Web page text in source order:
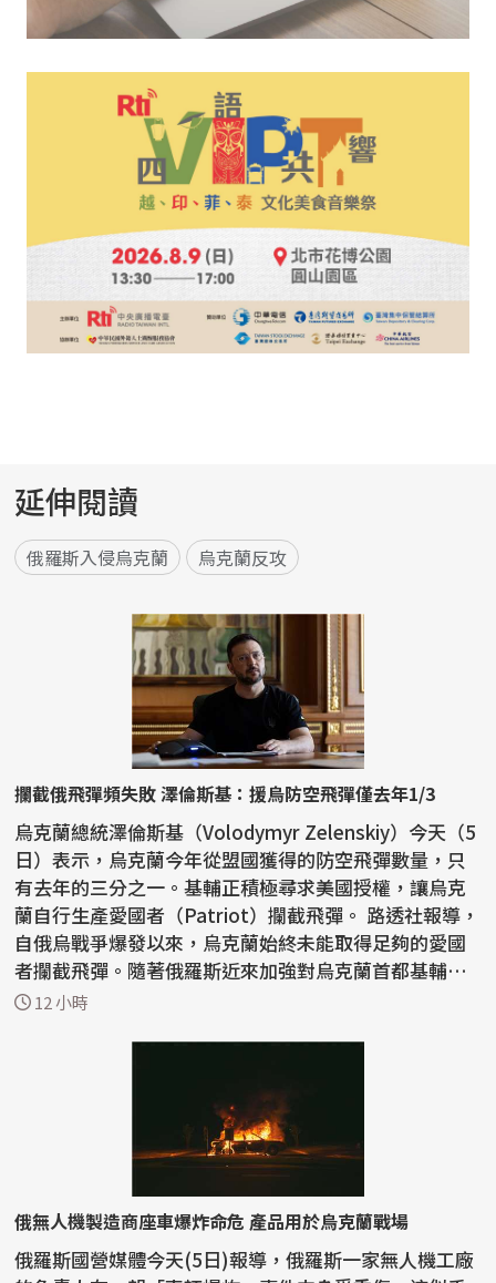
延伸閱讀
俄羅斯入侵烏克蘭 烏克蘭反攻
攔截俄飛彈頻失敗 澤倫斯基：援烏防空飛彈僅去年1/3
烏克蘭總統澤倫斯基（Volodymyr Zelenskiy）今天（5
日）表示，烏克蘭今年從盟國獲得的防空飛彈數量，只
有去年的三分之一。基輔正積極尋求美國授權，讓烏克
蘭自行生產愛國者（Patriot）攔截飛彈。 路透社報導，
自俄烏戰爭爆發以來，烏克蘭始終未能取得足夠的愛國
者攔截飛彈。隨著俄羅斯近來加強對烏克蘭首都基輔和
南部...
12 小時
俄無人機製造商座車爆炸命危 產品用於烏克蘭戰場
俄羅斯國營媒體今天(5日)報導，俄羅斯一家無人機工廠